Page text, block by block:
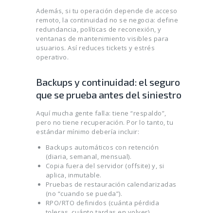
Además, si tu operación depende de acceso
remoto, la continuidad no se negocia: define
redundancia, políticas de reconexión, y
ventanas de mantenimiento visibles para
usuarios. Así reduces tickets y estrés
operativo.
Backups y continuidad: el seguro
que se prueba antes del siniestro
Aquí mucha gente falla: tiene “respaldo”,
pero no tiene recuperación. Por lo tanto, tu
estándar mínimo debería incluir:
Backups automáticos con retención
(diaria, semanal, mensual).
Copia fuera del servidor (offsite) y, si
aplica, inmutable.
Pruebas de restauración calendarizadas
(no “cuando se pueda”).
RPO/RTO definidos (cuánta pérdida